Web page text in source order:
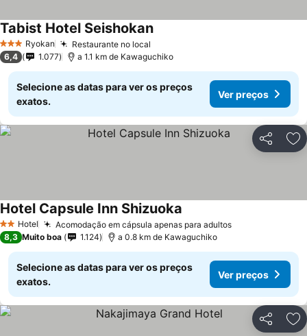
3 EstrelasRyokan Restaurante no local
Tabist Hotel Seishokan
6,4 1.077 a 1.1 km de Kawaguchiko
Selecione as datas para ver os preços
exatos.
Ver preços
Partilhar
2 Estrelas
Hotel Acomodação em cápsula apenas para adultos
Hotel Capsule Inn Shizuoka
8,3 Muito boa 1.124 a 0.8 km de Kawaguchiko
Selecione as datas para ver os preços
exatos.
Ver preços
Partilhar